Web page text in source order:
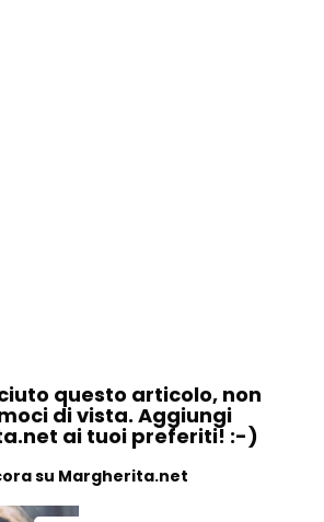
questo articolo, non
di vista. Aggiungi
ai tuoi preferiti! :-)
su Margherita.net